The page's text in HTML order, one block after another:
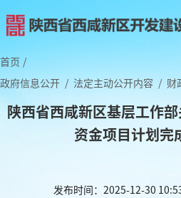
首页 /
政府信息公开 / 法定主动公开内容 / 财
陕西省西咸新区基层工作
资金项目计划完
发布时间：2025-12-30